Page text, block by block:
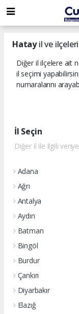
dini
chat
islami
chat
islami
sohbetler
Hatayil ve
Diğer il ilçelere ait
il seçimi
numaralarını
İl Seçin
Diğer il ile ilgili
Adana
Ağrı
Antalya
Aydın
Batman
Bingöl
Burdur
Çankırı
Diyarbakır
Elazığ